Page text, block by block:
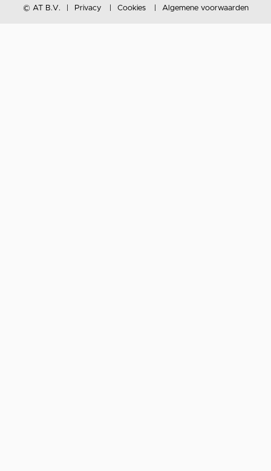
© AT B.V. Privacy Cookies Algemene voorwaarden